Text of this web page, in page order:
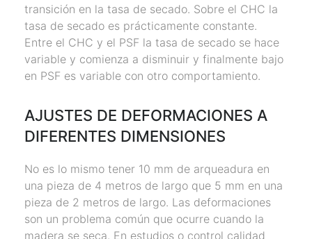
transición en la tasa de secado. Sobre el CHC la
tasa de secado es prácticamente constante.
Entre el CHC y el PSF la tasa de secado se hace
variable y comienza a disminuir y finalmente bajo
en PSF es variable con otro comportamiento.
AJUSTES DE DEFORMACIONES A
DIFERENTES DIMENSIONES
No es lo mismo tener 10 mm de arqueadura en
una pieza de 4 metros de largo que 5 mm en una
pieza de 2 metros de largo. Las deformaciones
son un problema común que ocurre cuando la
madera se seca. En estudios o control calidad